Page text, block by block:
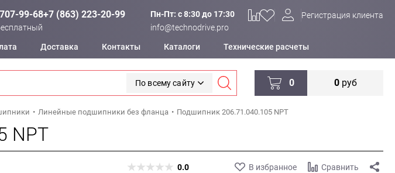
99-68+7 (863) 223-20-99
Пн-Пт: c 8:30 до 17:30
info@technodrive.pro
Регистрация клиента
Доставка Контакты Каталоги Технические расчеты
По всему сайту 0 0руб
Линейные подшипники без фланца Подшипник 206.71.040.105 NPT
NPT
0.0 В избранное Сравнить